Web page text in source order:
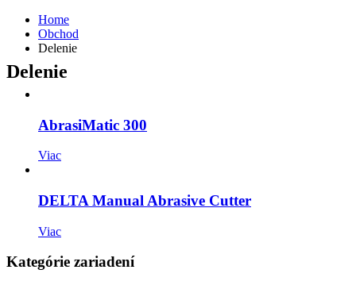
Home
Obchod
Delenie
Delenie
AbrasiMatic 300
Viac
DELTA Manual Abrasive Cutter
Viac
Kategórie zariadení